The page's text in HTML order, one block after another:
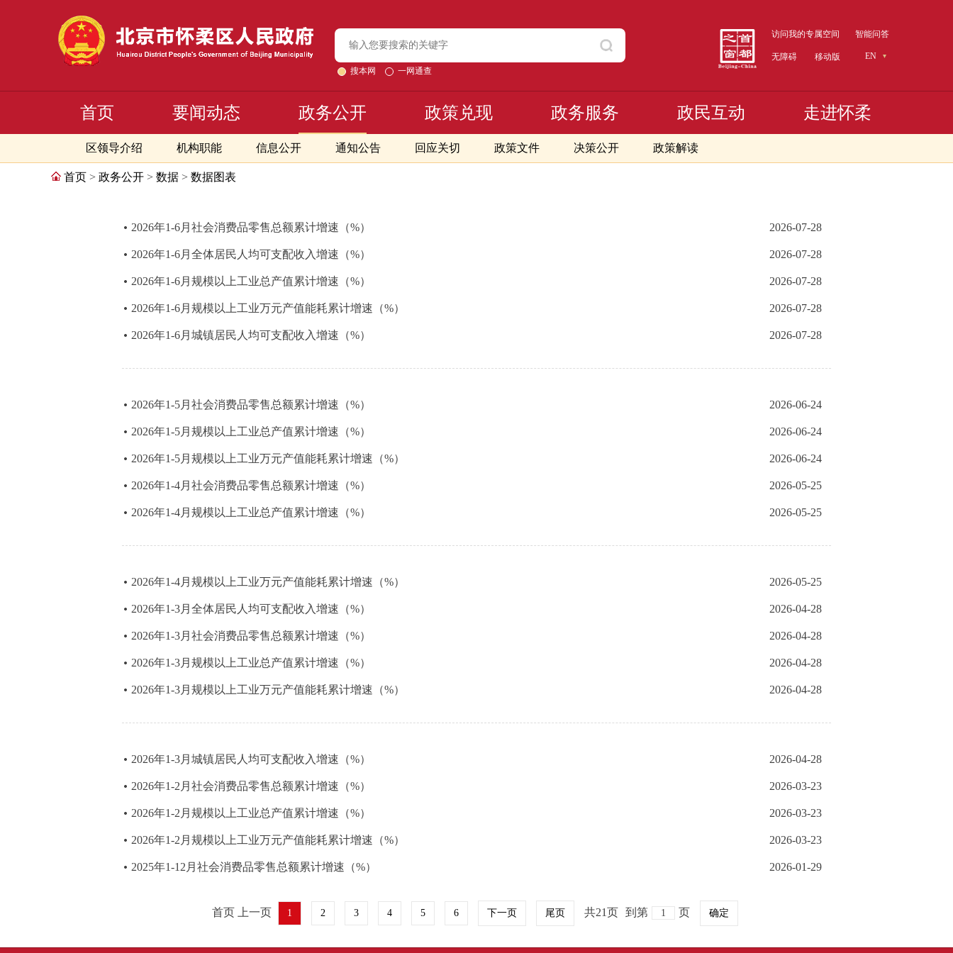
搜本网 一网通查
访问我的专属空间 智能问答
无障碍 移动版 EN
首页 要闻动态 政务公开
区领导介绍 机构职能 信息公开 通知公告 回应关切 政策文件 决策公开 政策解读
政策兑现 政务服务 政民互动 走进怀柔
首页 > 政务公开 > 数据 > 数据图表
2026年1-6月社会消费品零售总额累计增速（%） 2026-07-28
2026年1-6月全体居民人均可支配收入增速（%） 2026-07-28
2026年1-6月规模以上工业总产值累计增速（%） 2026-07-28
2026年1-6月规模以上工业万元产值能耗累计增速（%） 2026-07-28
2026年1-6月城镇居民人均可支配收入增速（%） 2026-07-28
2026年1-5月社会消费品零售总额累计增速（%） 2026-06-24
2026年1-5月规模以上工业总产值累计增速（%） 2026-06-24
2026年1-5月规模以上工业万元产值能耗累计增速（%） 2026-06-24
2026年1-4月社会消费品零售总额累计增速（%） 2026-05-25
2026年1-4月规模以上工业总产值累计增速（%） 2026-05-25
2026年1-4月规模以上工业万元产值能耗累计增速（%） 2026-05-25
2026年1-3月全体居民人均可支配收入增速（%） 2026-04-28
2026年1-3月社会消费品零售总额累计增速（%） 2026-04-28
2026年1-3月规模以上工业总产值累计增速（%） 2026-04-28
2026年1-3月规模以上工业万元产值能耗累计增速（%） 2026-04-28
2026年1-3月城镇居民人均可支配收入增速（%） 2026-04-28
2026年1-2月社会消费品零售总额累计增速（%） 2026-03-23
2026年1-2月规模以上工业总产值累计增速（%） 2026-03-23
2026年1-2月规模以上工业万元产值能耗累计增速（%） 2026-03-23
2025年1-12月社会消费品零售总额累计增速（%） 2026-01-29
首页 上一页 1 2 3 4 5 6 下一页 尾页 共21页 到第 页 确定